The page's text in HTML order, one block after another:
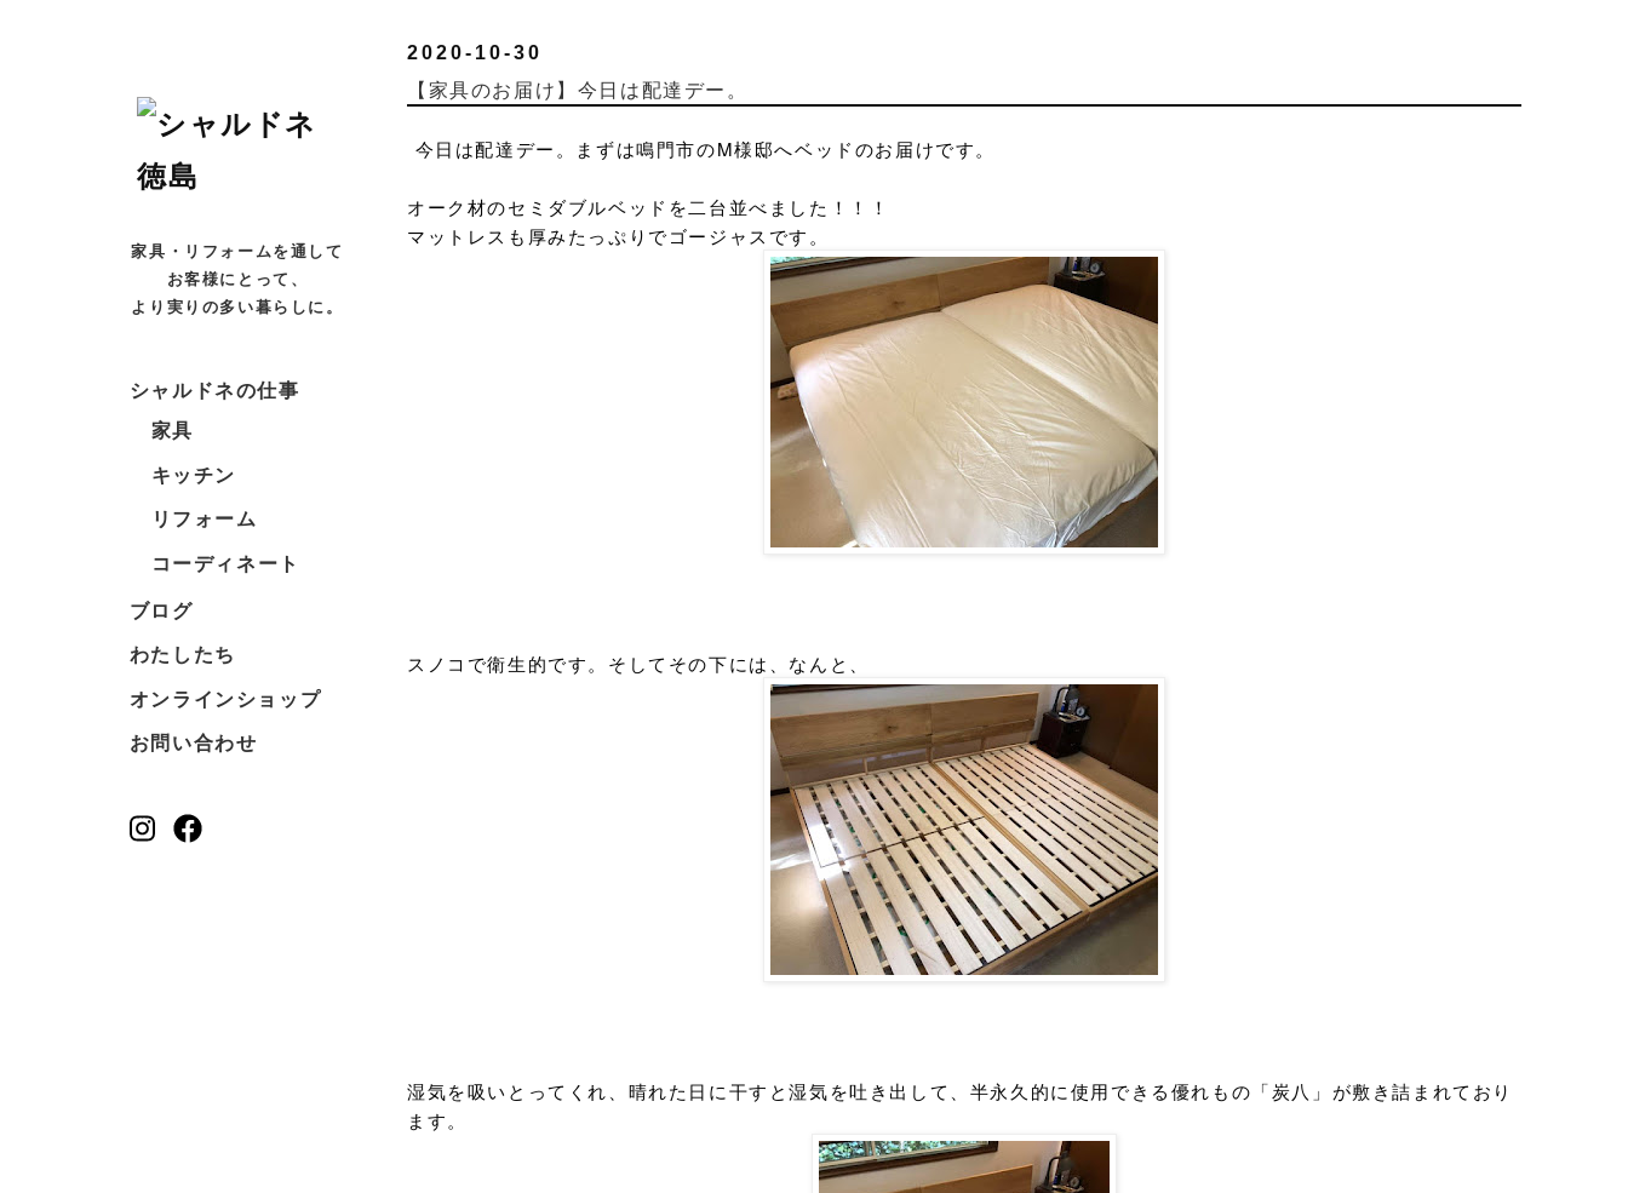
家具・リフォームを通して
お客様にとって、
より実りの多い暮らしに。
シャルドネの仕事
家具
キッチン
リフォーム
コーディネート
ブログ
わたしたち
オンラインショップ
お問い合わせ
2020-10-30
【家具のお届け】今日は配達デー。
今日は配達デー。 まずは鳴門市のM様邸へベッドのお届けです。
オーク材のセミダブルベッドを二台並べました！！！
マットレスも厚みたっぷりでゴージャスです。
スノコで衛生的です。 そしてその下には、なんと、
湿気を吸いとってくれ、晴れた日に干すと湿気を吐き出して、半永久的に使用できる優れもの「炭八」が敷き詰まれており
ます。